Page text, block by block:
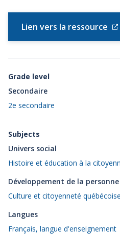
Lien vers la ressource
Grade level
Secondaire
2e secondaire
Subjects
Univers social
Histoire et éducation à la
Développement de la personne
Culture et citoyenneté
Langues
Français, langue d'enseignement